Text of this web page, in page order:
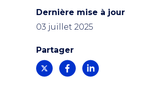
Dernière mise à jour
03 juillet 2025
Partager